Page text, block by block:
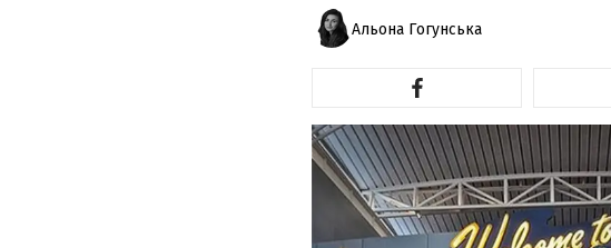
Альона Гогунська